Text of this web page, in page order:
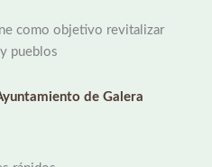
como objetivo revitalizar
pueblos
de Galera